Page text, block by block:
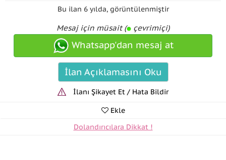
Bu ilan 6 yılda, görüntülenmiştir
Mesaj için müsait ( çevrimiçi)
Whatsapp'dan mesaj at
İlan Açıklamasını Oku
İlanı Şikayet Et / Hata Bildir
Ekle
Dolandırıcılara Dikkat !